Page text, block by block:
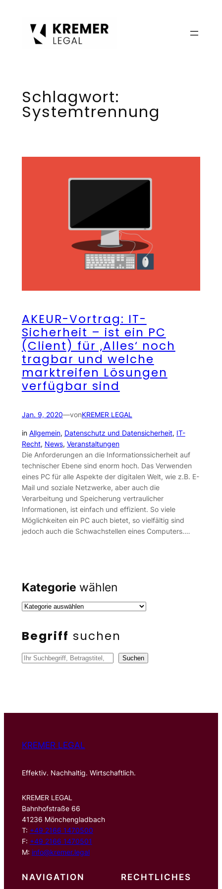
Schlagwort:
Systemtrennung
AKEUR-Vortrag: IT-
Sicherheit – ist ein PC
(Client) für ‚Alles‘ noch
tragbar und welche
marktreifen Lösungen
verfügbar sind
Jan. 9, 2020—vonKREMER LEGAL
in Allgemein, Datenschutz und Datensicherheit, IT-
Recht, News, Veranstaltungen
Die Anforderungen an die Informationssicherheit auf
technischer Ebene sind enorm hoch. Das Verwenden
eines PC für alle Aspekte der digitalen Welt, wie z.B. E-
Mail und soziale Netzwerke, aber auch die
Verarbeitung und Speicherung vertraulicher
Informationen, ist einfach und effizient. So viele
Möglichkeiten ein PC auch bietet, so vielfältig sind
jedoch auch die Schwachstellen eines Computers.…
Kategorie wählen
Begriff suchen
S
n
Suchen
KREMER LEGAL
Effektiv. Nachhaltig. Wirtschaftlich.
KREMER LEGAL
Bahnhofstraße 66
41236 Mönchengladbach
T: +49 2166 1470500
F: +49 2166 1470501
M: info@kremer.legal
NAVIGATION RECHTLICHES